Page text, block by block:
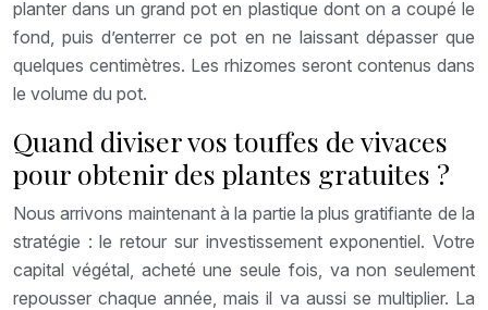
planter dans un grand pot en plastique dont on a coupé le
fond, puis d’enterrer ce pot en ne laissant dépasser que
quelques centimètres. Les rhizomes seront contenus dans
le volume du pot.
Quand diviser vos touffes de vivaces
pour obtenir des plantes gratuites ?
Nous arrivons maintenant à la partie la plus gratifiante de la
stratégie : le retour sur investissement exponentiel. Votre
capital végétal, acheté une seule fois, va non seulement
repousser chaque année, mais il va aussi se multiplier. La